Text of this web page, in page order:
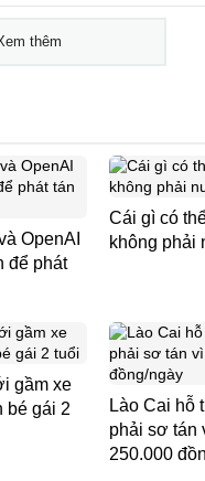
thêm
OpenAI
để phát
Cái gì có
không phải
gầm xe
bé gái 2
Lào Cai hỗ
phải sơ tán
250.000